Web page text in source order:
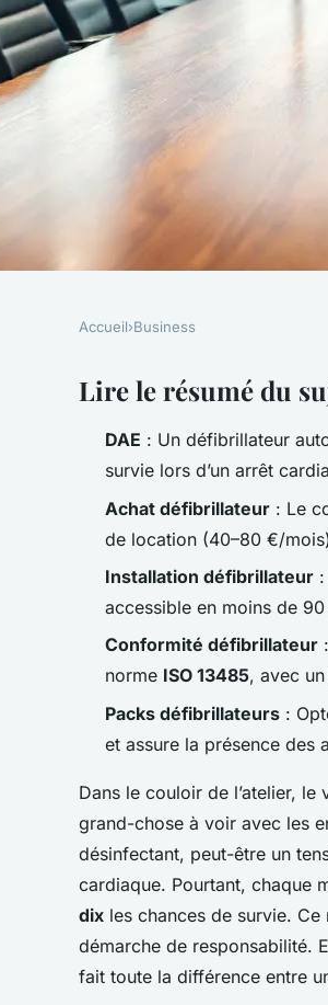
d'un
Accueil›Business
Lire le résumé du
DAE : Un défibrillateur
survie lors d’un arrêt
Achat défibrillateur : Le
de location (40–80 €/
Installation défibrillateur
accessible en moins de
Conformité défibrillateur
norme ISO 13485, avec
Packs défibrillateurs :
et assure la présence des
Dans le couloir de l’atelier, le
grand-chose à voir avec les
désinfectant, peut-être un
cardiaque. Pourtant, chaque
dix les chances de survie. Ce
démarche de responsabilité.
fait toute la différence entre